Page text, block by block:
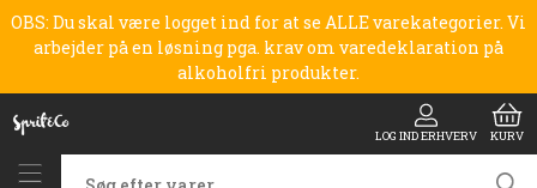
OBS: Du skal være logget ind for at se ALLE varekategorier. Vi
arbejder på en løsning pga. krav om varedeklaration på
alkoholfri produkter.
LOG IND ERHVERV KURV